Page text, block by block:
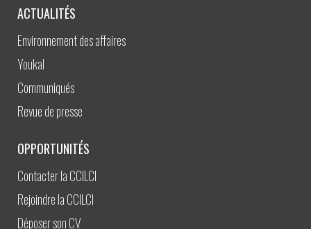
ACTUALITÉS
Environnement des affaires
Youkal
Communiqués
Revue de presse
OPPORTUNITÉS
Contacter la CCILCI
Rejoindre la CCILCI
Déposer son CV